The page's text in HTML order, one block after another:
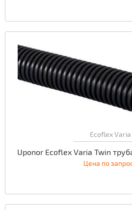
Ecoflex Varia
Uponor Ecoflex Varia Twin
Цена по